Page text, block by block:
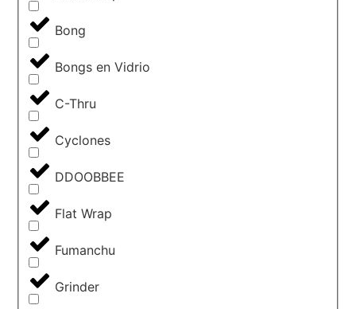
Bong
Bongs en Vidrio
C-Thru
Cyclones
DDOOBBEE
Flat Wrap
Fumanchu
Grinder